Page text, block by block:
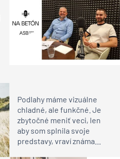
Podlahy máme vizuálne
chladné, ale funkčné. Je
zbytočné meniť veci, len
aby som splnila svoje
predstavy, vraví známa